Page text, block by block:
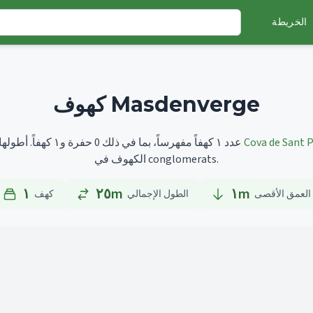
الخريطة
كهوف Masdenverge
تضم Masdenverge عدد ١ كهفاً مفهرساً، بما في ذلك 0 حفرة و١ كهفاً. Cova de Sant
الكهوف في conglomerats.
١ كهف ٢٥m الطول الإجمالي ١m العمق الأقصى